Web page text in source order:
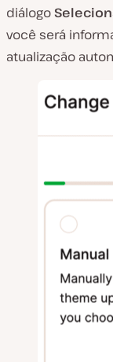
diálogo
você será
atualização